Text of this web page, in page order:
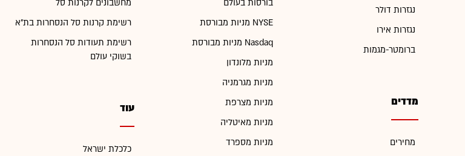
נגזרות דולר
נגזרות אירו
ברומטר-מגמות
מדדים
מחירים
בורסות בעולם
מניות מבורסת NYSE
מניות מבורסת Nasdaq
מניות מלונדון
מניות מגרמניה
מניות מצרפת
מניות מאיטליה
מניות מספרד
מחשבונים לקרנות סל
רשימת קרנות סל הנסחרות בת"א
רשימת תעודות סל הנסחרות
בשוקי עולם
עוד
כלכלת ישראל